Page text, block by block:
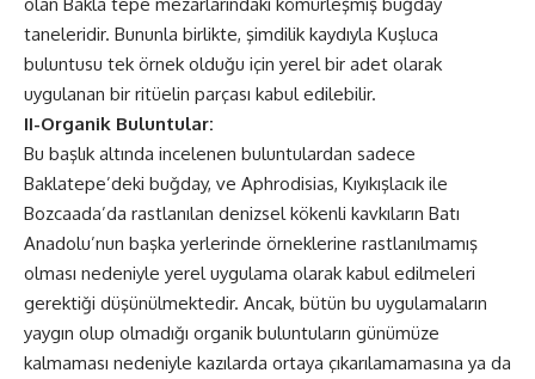
taneleridir. Bununla birlikte, şimdilik kaydıyla Kuşluca
buluntusu tek örnek olduğu için yerel bir adet olarak
uygulanan bir ritüelin parçası kabul edilebilir.
II-Organik Buluntular:
Bu başlık altında incelenen buluntulardan sadece
Baklatepe’deki buğday, ve Aphrodisias, Kıyıkışlacık ile
Bozcaada’da rastlanılan denizsel kökenli kavkıların Batı
Anadolu’nun başka yerlerinde örneklerine rastlanılmamış
olması nedeniyle yerel uygulama olarak kabul edilmeleri
gerektiği düşünülmektedir. Ancak, bütün bu uygulamaların
yaygın olup olmadığı organik buluntuların günümüze
kalmaması nedeniyle kazılarda ortaya çıkarılamamasına ya da